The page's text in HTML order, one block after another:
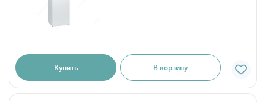
Купить В корзину